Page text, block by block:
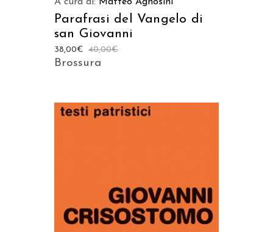
Parafrasi del Vangelo di
san Giovanni
40,00€
38,00€
Brossura
AGGIUNGI AL CARRELLO